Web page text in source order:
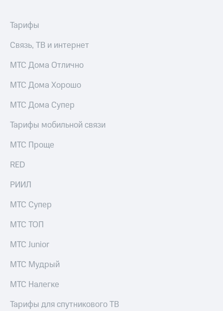
информации
Информация
акционерам
Документы
"МТС"
акционеров
кабинет
Акционерный
акций
Описание
Программа
Порядок
выкупа
акций
Рынок
Тарифы
Связь, ТВ и интернет
МТС Дома Отлично
МТС Дома Хорошо
МТС Дома Супер
Тарифы мобильной связи
МТС Проще
RED
РИИЛ
МТС Супер
МТС ТОП
МТС Junior
МТС Мудрый
МТС Налегке
Тарифы для спутникового ТВ